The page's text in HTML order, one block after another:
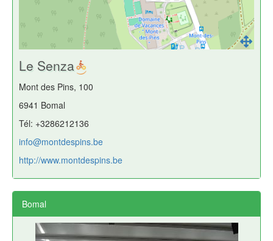
Le Senza
Mont des Pins, 100
6941 Bomal
Tél: +3286212136
info@montdespins.be
http://www.montdespins.be
Bomal